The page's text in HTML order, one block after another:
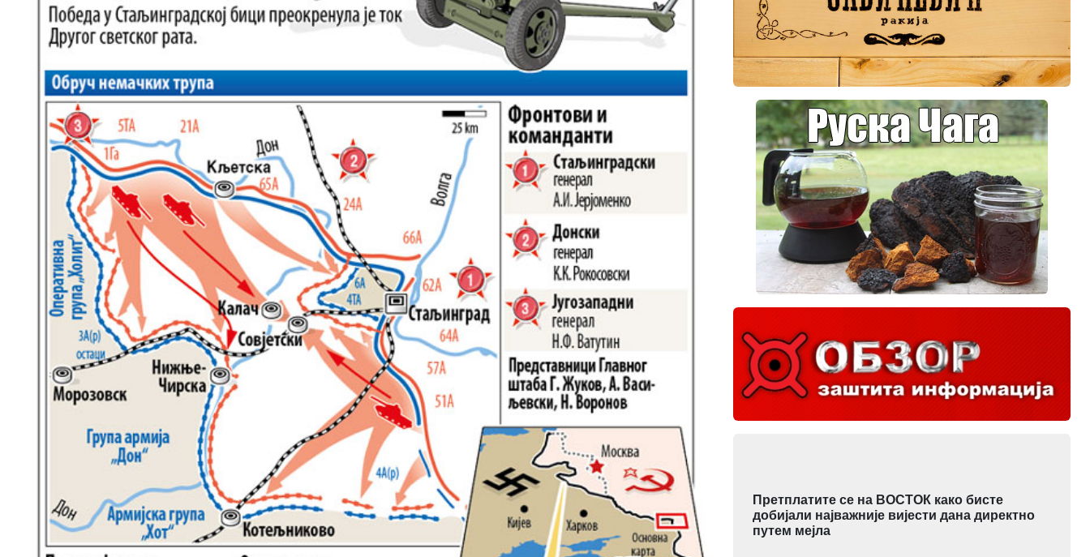
Претплатите се на ВОСТОК како бисте
добијали најважније вијести дана директно
путем мејла